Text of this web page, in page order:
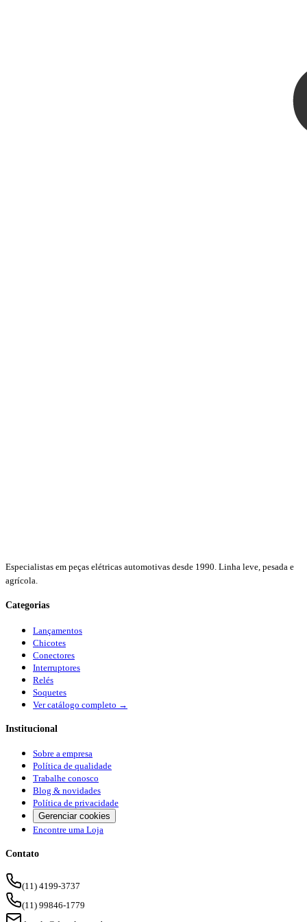
Especialistas em peças elétricas automotivas desde 1990. Linha leve, pesada e
agrícola.
Categorias
Lançamentos
Chicotes
Conectores
Interruptores
Relés
Soquetes
Ver catálogo completo →
Institucional
Sobre a empresa
Política de qualidade
Trabalhe conosco
Blog & novidades
Política de privacidade
Gerenciar cookies
Encontre uma Loja
Contato
(11) 4199-3737
(11) 99846-1779